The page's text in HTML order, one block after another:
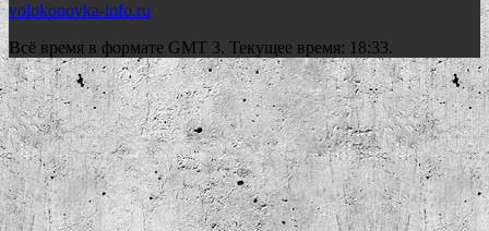
volokonovka-info.ru
Всё время в формате GMT 3. Текущее время: 18:33.